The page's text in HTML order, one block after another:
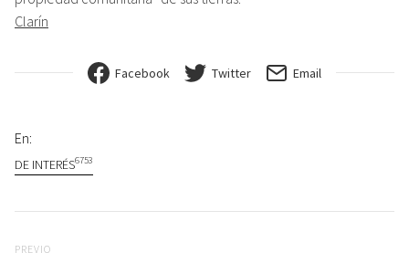
Clarín
Facebook Twitter Email
En:
DE INTERÉS6753
PREVIO